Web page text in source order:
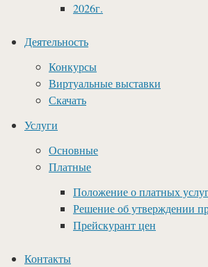
2026г.
Деятельность
Конкурсы
Виртуальные выставки
Скачать
Услуги
Основные
Платные
Положение о платных
Решение об утверждении
Прейскурант цен
Контакты